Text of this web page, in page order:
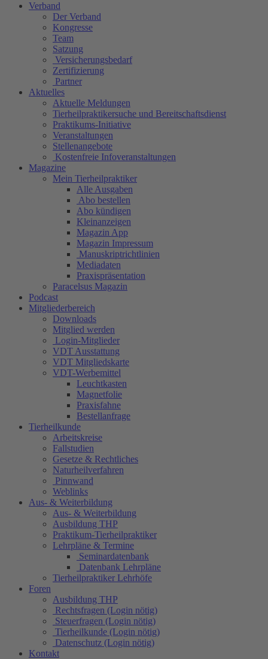
Verband
Der Verband
Kongresse
Team
Satzung
Versicherungsbedarf
Zertifizierung
Partner
Aktuelles
Aktuelle Meldungen
Tierheilpraktikersuche und Bereitschaftsdienst
Praktikums-Initiative
Veranstaltungen
Stellenangebote
Kostenfreie Infoveranstaltungen
Magazine
Mein Tierheilpraktiker
Alle Ausgaben
Abo bestellen
Abo kündigen
Kleinanzeigen
Magazin App
Magazin Impressum
Manuskriptrichtlinien
Mediadaten
Praxispräsentation
Paracelsus Magazin
Podcast
Mitgliederbereich
Downloads
Mitglied werden
Login-Mitglieder
VDT Ausstattung
VDT Mitgliedskarte
VDT-Werbemittel
Leuchtkasten
Magnetfolie
Praxisfahne
Bestellanfrage
Tierheilkunde
Arbeitskreise
Fallstudien
Gesetze & Rechtliches
Naturheilverfahren
Pinnwand
Weblinks
Aus- & Weiterbildung
Aus- & Weiterbildung
Ausbildung THP
Praktikum-Tierheilpraktiker
Lehrpläne & Termine
Seminardatenbank
Datenbank Lehrpläne
Tierheilpraktiker Lehrhöfe
Foren
Ausbildung THP
Rechtsfragen (Login nötig)
Steuerfragen (Login nötig)
Tierheilkunde (Login nötig)
Datenschutz (Login nötig)
Kontakt